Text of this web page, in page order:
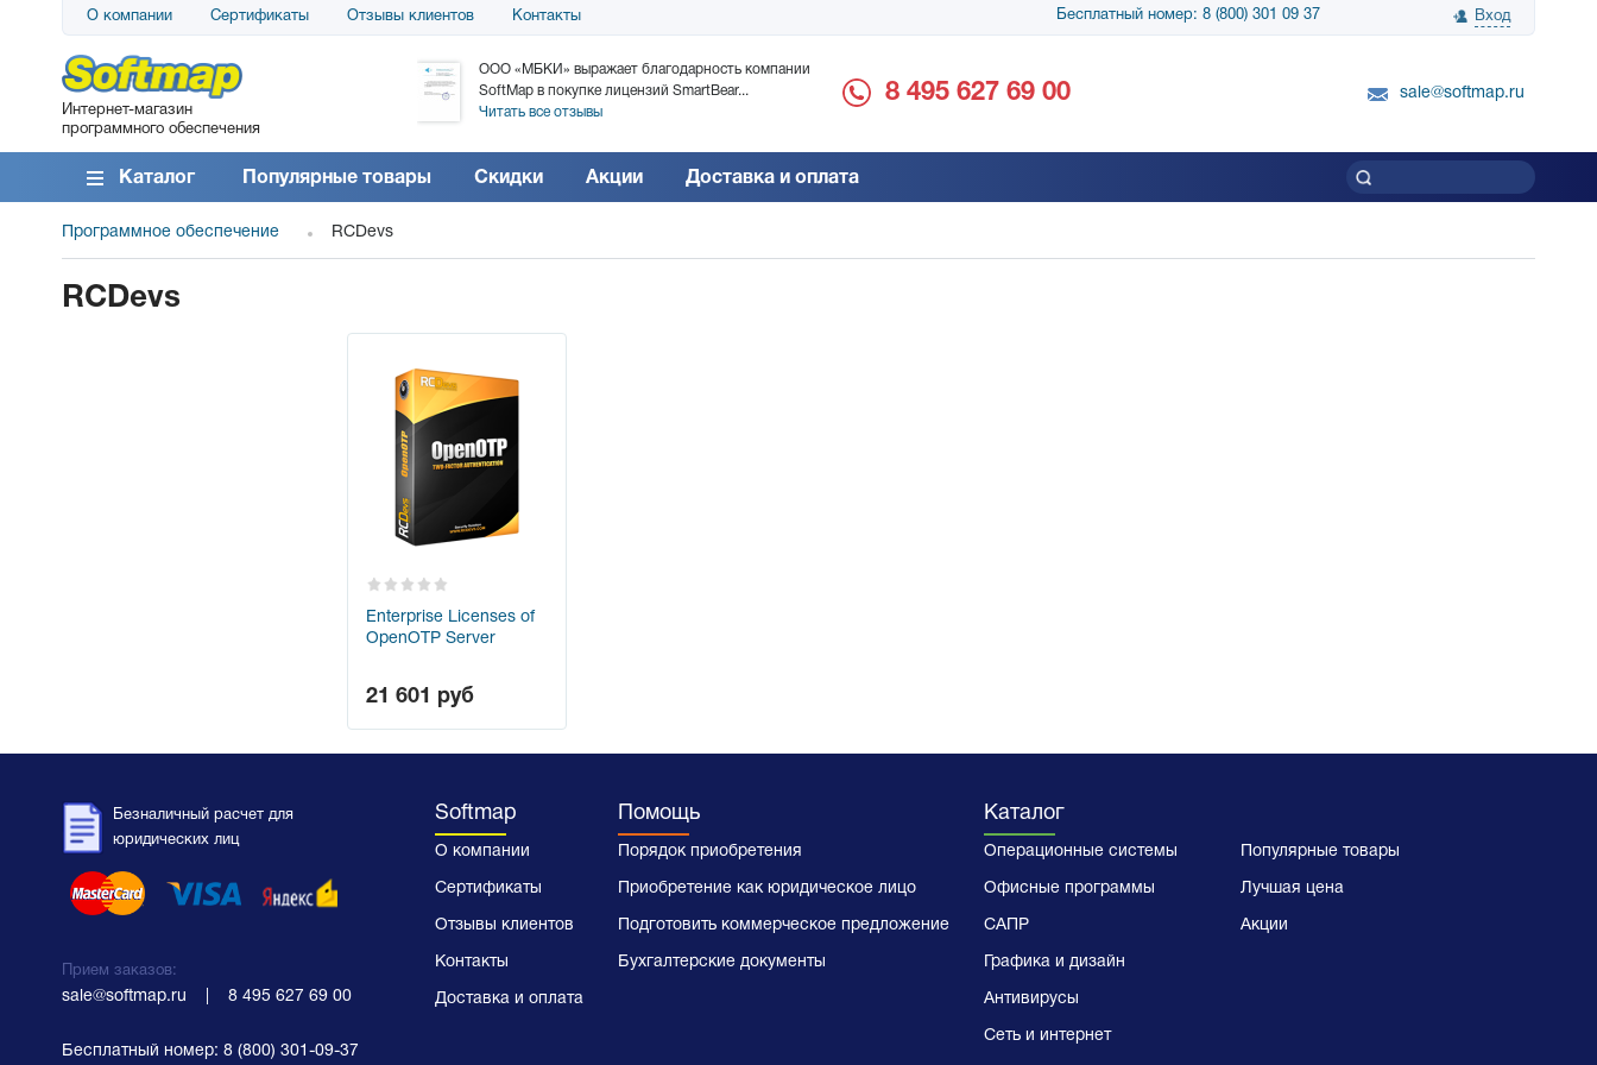
О компании Сертификаты Отзывы клиентов Контакты Бесплатный номер: 8 (800) 301 09 37 Вход
Интернет-магазин
программного обеспечения
АО «АТС» благодарит компанию SoftMap за
поставку программного обеспечения SolarWinds
DameWare...
Читать все отзывы
ООО «МБКИ» выражает благодарность компании
SoftMap в покупке лицензий SmartBear...
Читать все отзывы
благодарность за поставку SnapGene...
благодарность SoftMap за помощь в
8 495 627 69 00 sale@softmap.ru
Каталог Популярные товары Скидки Акции Доставка и оплата
Программное обеспечение RCDevs
RCDevs
Enterprise Licenses of
OpenOTP Server
21 601 руб
Безналичный расчет для
юридических лиц
Прием заказов:
sale@softmap.ru 8 495 627 69 00
Бесплатный номер: 8 (800) 301-09-37
Softmap
О компании
Сертификаты
Отзывы клиентов
Контакты
Доставка и оплата
Помощь
Порядок приобретения
Приобретение как юридическое лицо
Подготовить коммерческое предложение
Бухгалтерские документы
Каталог
Операционные системы
Офисные программы
САПР
Графика и дизайн
Антивирусы
Сеть и интернет
Популярные товары
Лучшая цена
Акции